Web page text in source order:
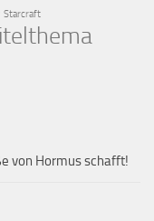
Starcraft
von Hormus schafft!